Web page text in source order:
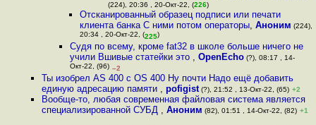
(224), 20:36 , 20-Окт-22, (226)
Отсканированный образец подписи или печати
клиента банка С ними потом операторы, Аноним (224),
20:34 , 20-Окт-22, (225)
Судя по всему, кроме fat32 в школе больше ничего не
учили Вшивые статейки это ,OpenEcho (?), 08:17 , 14-
Окт-22, (96) –2
Ты изобрел AS 400 с OS 400 Ну почти Надо ещё добавить
единую адресацию памяти ,pofigist (?), 21:52 , 13-Окт-22, (65) +2
Вообще-то, любая современная файловая система является
специализированной СУБД ,Аноним (82), 01:51 , 14-Окт-22, (82) +1